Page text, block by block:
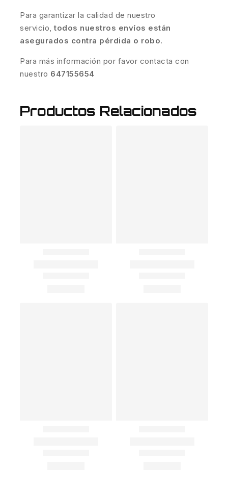
Para garantizar la calidad de nuestro
servicio,todos nuestros envíos están
asegurados contra pérdida o robo.
Para más información por favor contacta con
nuestro 647155654
Productos Relacionados